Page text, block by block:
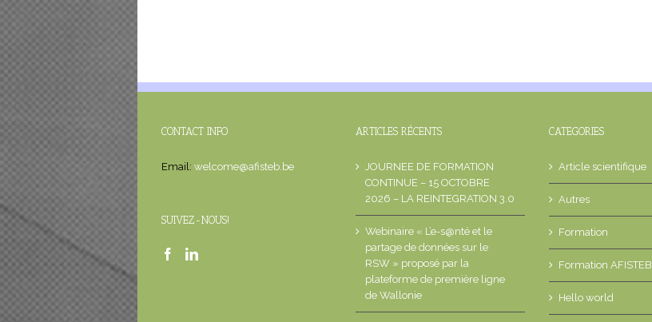
CONTACT INFO
Email: welcome@afisteb.be
SUIVEZ-NOUS!
ARTICLES RÉCENTS
JOURNEE DE FORMATION
CONTINUE – 15 OCTOBRE
2026 – LA REINTEGRATION 3.0
Webinaire « L’e-s@nté et le
partage de données sur le
RSW » proposé par la
plateforme de première ligne
de Wallonie
CATEGORIES
Article scientifique
Autres
Formation
Formation AFISTEB
Hello world